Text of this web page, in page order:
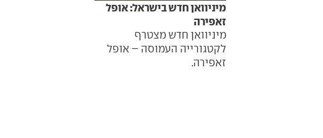
מיניוואן חדש בישראל: אופל
זאפירה
מיניוואן חדש מצטרף
לקטגורייה העמוסה – אופל
זאפירה.